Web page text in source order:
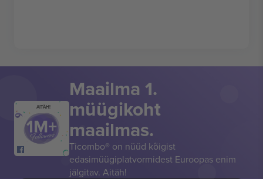
AITÄH!
Maailma 1.
müügikoht
maailmas.
Ticombo® on nüüd kõigist
edasimüügiplatvormidest Euroopas enim
jälgitav. Aitäh!